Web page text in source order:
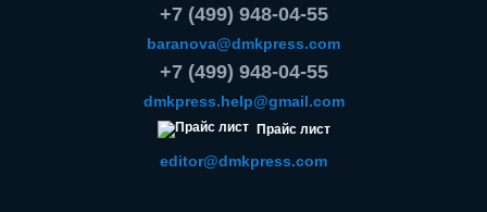
+7 (499) 948-04-55
baranova@dmkpress.com
+7 (499) 948-04-55
dmkpress.help@gmail.com
Прайс лист
editor@dmkpress.com